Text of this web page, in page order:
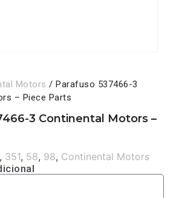
Motors / Parafuso 537466-3
– Piece Parts
3 Continental Motors –
, 351, 58, 98, Continental Motors